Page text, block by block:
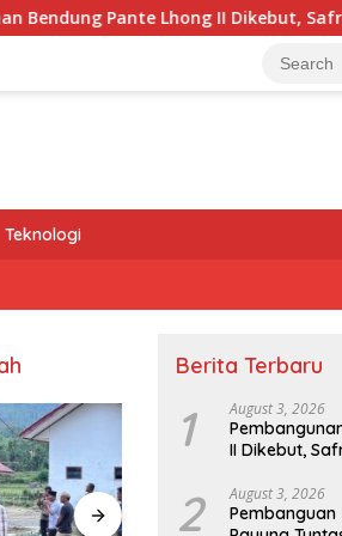
Pante Lhong II Dikebut, Safrizal
Teknologi
Berita Terbaru
1 August 3, 2026
II Dikebut,
2 August 3, 2026
Pembanguan